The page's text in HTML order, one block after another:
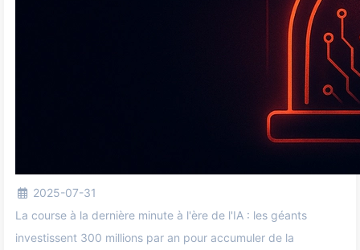
2025-07-31
La course à la dernière minute à l'ère de l'IA : les géants
investissent 300 millions par an pour accumuler de la